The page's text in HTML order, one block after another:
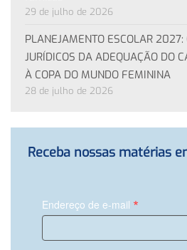
29 de julho de 2026
PLANEJAMENTO ESCOLAR 2027:
JURÍDICOS DA ADEQUAÇÃO DO
À COPA DO MUNDO FEMININA
28 de julho de 2026
Receba nossas matérias
Endereço de e-mail *